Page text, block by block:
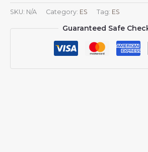
almohada
cuadradas
con
SKU: N/A Category: ES Tag: ES
Guaranteed Safe